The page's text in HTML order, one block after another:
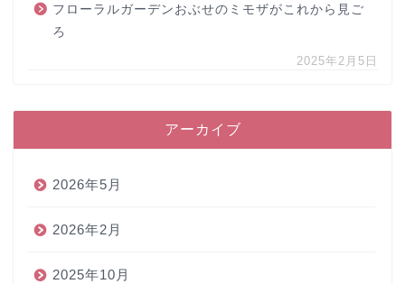
フローラルガーデンおぶせのミモザがこれから見ご
ろ
2025年2月5日
アーカイブ
2026年5月
2026年2月
2025年10月